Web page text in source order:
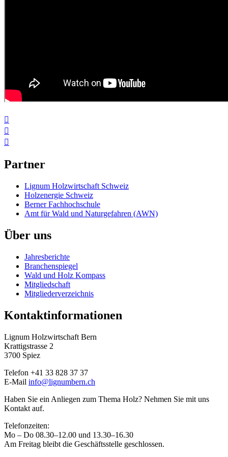



Partner
Lignum Holzwirtschaft Schweiz
Holzenergie Schweiz
Berner Fachhochschule
Amt für Wald und Naturgefahren (AWN)
Über uns
Jahresberichte
Branchenspiegel
Wald und Holz Kompass
Mitgliedschaft
Mitgliederverzeichnis
Kontaktinformationen
Lignum Holzwirtschaft Bern
Krattigstrasse 2
3700 Spiez
Telefon +41 33 828 37 37
E-Mail info@lignumbern.ch
Haben Sie ein Anliegen zum Thema Holz? Nehmen Sie mit uns
Kontakt auf.
Telefonzeiten:
Mo – Do 08.30–12.00 und 13.30–16.30
Am Freitag bleibt die Geschäftsstelle geschlossen.